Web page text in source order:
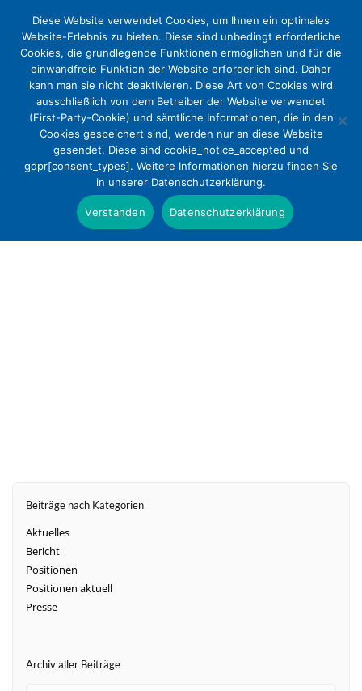
Fachkliniken im deutschen
Krankenhauswesen
Positionen
Beiträge nach Kategorien
Aktuelles
Bericht
Positionen
Positionen aktuell
Presse
Archiv aller Beiträge
Diese Website verwendet Cookies, um Ihnen ein optimales
Website-Erlebnis zu bieten. Diese sind unbedingt erforderliche
Cookies, die grundlegende Funktionen ermöglichen und für die
einwandfreie Funktion der Website erforderlich sind. Daher
kann man sie nicht deaktivieren. Diese Art von Cookies wird
ausschließlich von dem Betreiber der Website verwendet
(First-Party-Cookie) und sämtliche Informationen, die in den
Cookies gespeichert sind, werden nur an diese Website
gesendet. Diese sind cookie_notice_accepted und
gdpr[consent_types]. Weitere Informationen hierzu finden Sie
in unserer Datenschutzerklärung.
Verstanden Datenschutzerklärung